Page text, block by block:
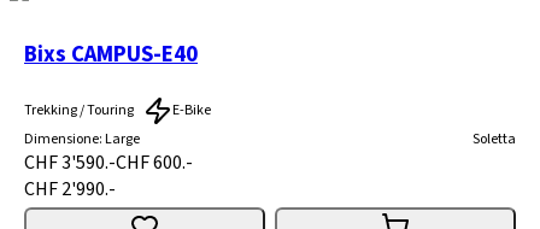
Bixs CAMPUS-E40
Trekking / Touring
E-Bike
Dimensione:Large Soletta
CHF 3'590.-CHF 600.-
CHF 2'990.-